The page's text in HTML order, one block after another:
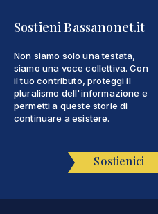
Sostieni Bassanonet.it
Non siamo solo una testata,
siamo una voce collettiva. Con
il tuo contributo, proteggi il
pluralismo dell'informazione e
permetti a queste storie di
continuare a esistere.
Sostienici